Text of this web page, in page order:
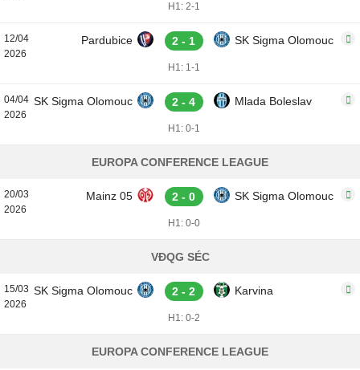
H1: 2-1
12/04
2026
Pardubice 2 - 1 SK Sigma Olomouc
H1: 1-1
04/04
2026
SK Sigma Olomouc 2 - 4 Mlada Boleslav
H1: 0-1
EUROPA CONFERENCE LEAGUE
20/03
2026
Mainz 05 2 - 0 SK Sigma Olomouc
H1: 0-0
VĐQG SÉC
15/03
2026
SK Sigma Olomouc 2 - 2 Karvina
H1: 0-2
EUROPA CONFERENCE LEAGUE